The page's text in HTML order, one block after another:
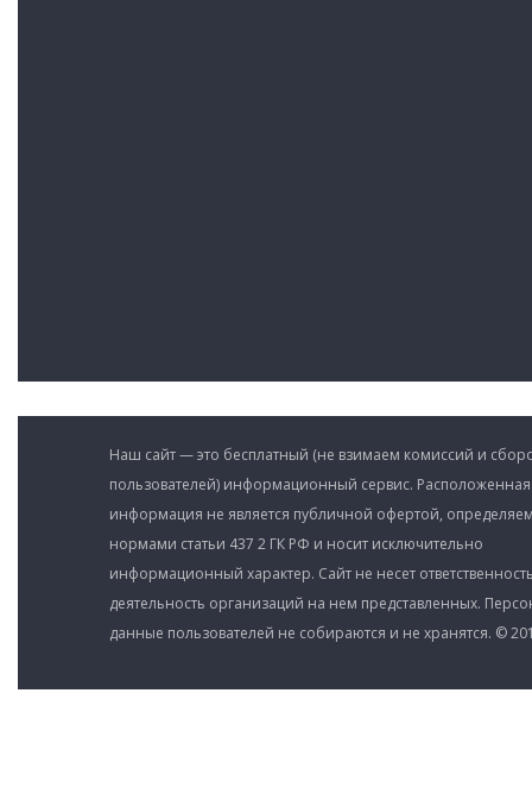
Наш сайт — это бесплатный (не взимаем комиссий и
пользователей) информационный сервис.
информация не является публичной офертой,
нормами статьи 437 2 ГК РФ и носит исключительно
информационный характер. Сайт не несет
деятельность организаций на нем представленных.
данные пользователей не собираются и не хранятся. ©